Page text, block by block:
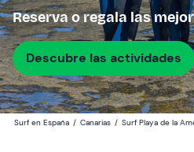
Reserva o regala las
Descubre las actividades
Surf en España / Canarias / Surf Playa de la